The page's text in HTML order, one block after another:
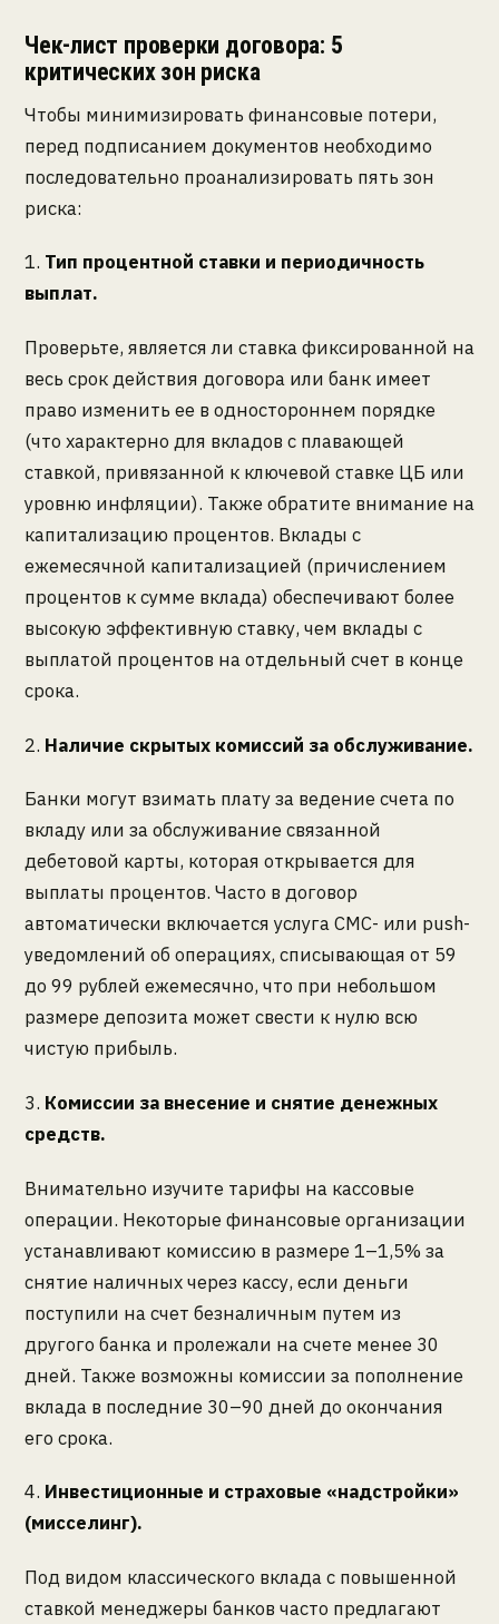
Чек-лист проверки договора: 5
критических зон риска
Чтобы минимизировать финансовые потери,
перед подписанием документов необходимо
последовательно проанализировать пять зон
риска:
1. Тип процентной ставки и периодичность
выплат.
Проверьте, является ли ставка фиксированной на
весь срок действия договора или банк имеет
право изменить ее в одностороннем порядке
(что характерно для вкладов с плавающей
ставкой, привязанной к ключевой ставке ЦБ или
уровню инфляции). Также обратите внимание на
капитализацию процентов. Вклады с
ежемесячной капитализацией (причислением
процентов к сумме вклада) обеспечивают более
высокую эффективную ставку, чем вклады с
выплатой процентов на отдельный счет в конце
срока.
2. Наличие скрытых комиссий за обслуживание.
Банки могут взимать плату за ведение счета по
вкладу или за обслуживание связанной
дебетовой карты, которая открывается для
выплаты процентов. Часто в договор
автоматически включается услуга СМС- или push-
уведомлений об операциях, списывающая от 59
до 99 рублей ежемесячно, что при небольшом
размере депозита может свести к нулю всю
чистую прибыль.
3. Комиссии за внесение и снятие денежных
средств.
Внимательно изучите тарифы на кассовые
операции. Некоторые финансовые организации
устанавливают комиссию в размере 1–1,5% за
снятие наличных через кассу, если деньги
поступили на счет безналичным путем из
другого банка и пролежали на счете менее 30
дней. Также возможны комиссии за пополнение
вклада в последние 30–90 дней до окончания
его срока.
4. Инвестиционные и страховые «надстройки»
(мисселинг).
Под видом классического вклада с повышенной
ставкой менеджеры банков часто предлагают